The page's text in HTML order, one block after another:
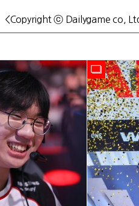
<Copyright ⓒ Dailygame co,